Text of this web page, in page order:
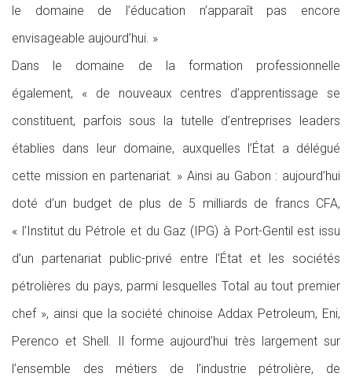
le domaine de l’éducation n’apparaît pas encore
envisageable aujourd’hui. »
Dans le domaine de la formation professionnelle
également, « de nouveaux centres d’apprentissage se
constituent, parfois sous la tutelle d’entreprises leaders
établies dans leur domaine, auxquelles l’État a délégué
cette mission en partenariat. » Ainsi au Gabon : aujourd’hui
doté d’un budget de plus de 5 milliards de francs CFA,
« l’Institut du Pétrole et du Gaz (IPG) à Port-Gentil est issu
d’un partenariat public-privé entre l’État et les sociétés
pétrolières du pays, parmi lesquelles Total au tout premier
chef », ainsi que la société chinoise Addax Petroleum, Eni,
Perenco et Shell. Il forme aujourd’hui très largement sur
l’ensemble des métiers de l’industrie pétrolière, de